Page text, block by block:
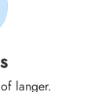
langer.